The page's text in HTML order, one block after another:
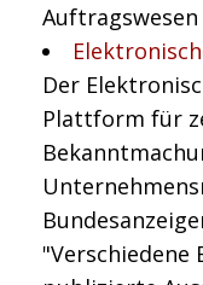
Der
Plattform für
"Verschiedene